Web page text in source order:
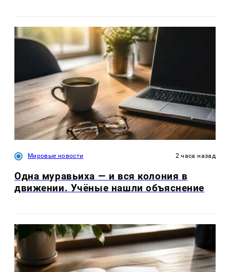
Мировые новости 2 часа назад
Одна муравьиха — и вся колония в
движении. Учёные нашли объяснение